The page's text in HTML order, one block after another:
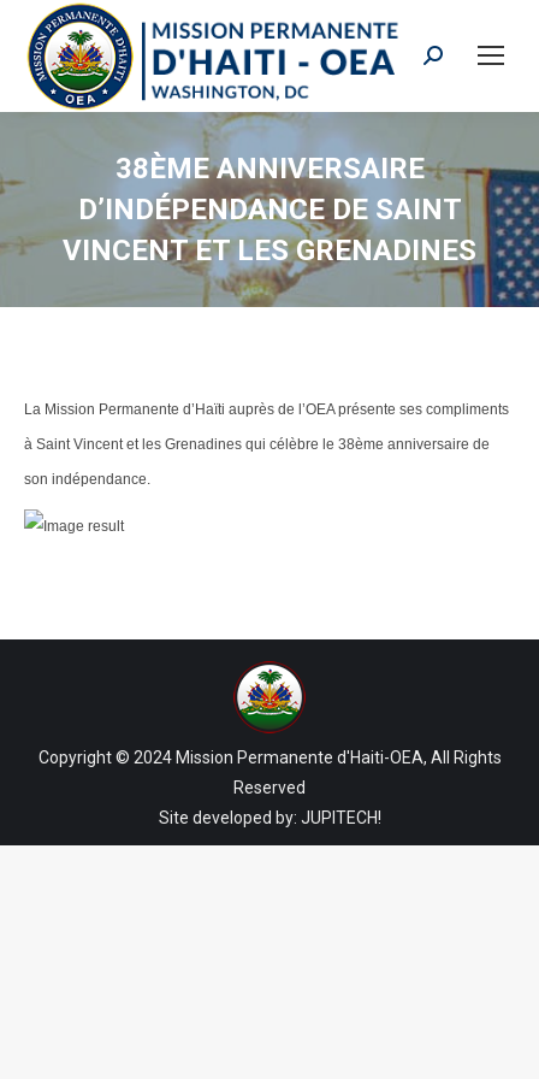
Search:
38ÈME ANNIVERSAIRE
D’INDÉPENDANCE DE SAINT
VINCENT ET LES GRENADINES
La Mission Permanente d’Haïti auprès de l’OEA présente ses compliments
à Saint Vincent et les Grenadines qui célèbre le 38ème anniversaire de
son indépendance.
Copyright © 2024 Mission Permanente d'Haiti-OEA, All Rights
Reserved
Site developed by: JUPITECH!